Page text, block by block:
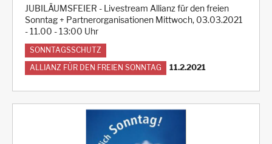
JUBILÄUMSFEIER - Livestream Allianz für den freien
Sonntag + Partnerorganisationen Mittwoch, 03.03.2021
- 11.00 - 13:00 Uhr
SONNTAGSSCHUTZ
ALLIANZ FÜR DEN FREIEN SONNTAG 11.2.2021